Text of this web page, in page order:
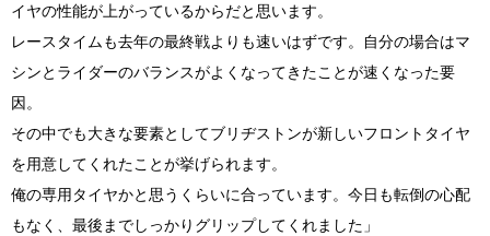
イヤの性能が上がっているからだと思います。
レースタイムも去年の最終戦よりも速いはずです。自分の場合はマ
シンとライダーのバランスがよくなってきたことが速くなった要
因。
その中でも大きな要素としてブリヂストンが新しいフロントタイヤ
を用意してくれたことが挙げられます。
俺の専用タイヤかと思うくらいに合っています。今日も転倒の心配
もなく、最後までしっかりグリップしてくれました」